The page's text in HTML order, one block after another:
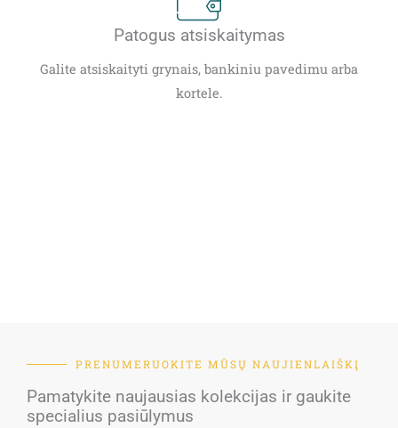
Patogus atsiskaitymas
Galite atsiskaityti grynais, bankiniu pavedimu arba
kortele.
PRENUMERUOKITE MŪSŲ NAUJIENLAIŠKĮ
Pamatykite naujausias kolekcijas ir gaukite
specialius pasiūlymus